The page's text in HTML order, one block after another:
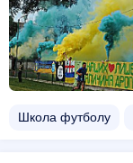
Школа футболу